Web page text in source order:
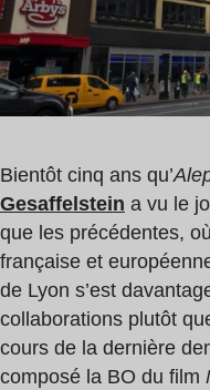
Bientôt cinq ans qu’
Gesaffelstein a vu le
que les précédentes,
française et
de Lyon s’est
collaborations plutôt
cours de la dernière
composé la BO du film